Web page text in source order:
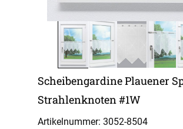
Scheibengardine Plauener
Strahlenknoten #1W
Artikelnummer: 3052-8504